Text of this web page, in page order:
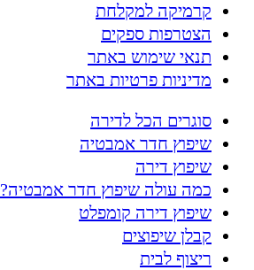
קרמיקה למקלחת
הצטרפות ספקים
תנאי שימוש באתר
מדיניות פרטיות באתר
סוגרים הכל לדירה
שיפוץ חדר אמבטיה
שיפוץ דירה
כמה עולה שיפוץ חדר אמבטיה?
שיפוץ דירה קומפלט
קבלן שיפוצים
ריצוף לבית